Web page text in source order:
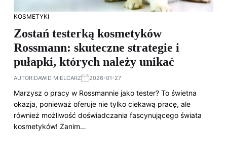
KOSMETYKI
Zostań testerką kosmetyków
Rossmann: skuteczne strategie i
pułapki, których należy unikać
AUTOR:DAWID MIELCARZ 2026-01-27
Marzysz o pracy w Rossmannie jako tester? To świetna
okazja, ponieważ oferuje nie tylko ciekawą pracę, ale
również możliwość doświadczania fascynującego świata
kosmetyków! Zanim…